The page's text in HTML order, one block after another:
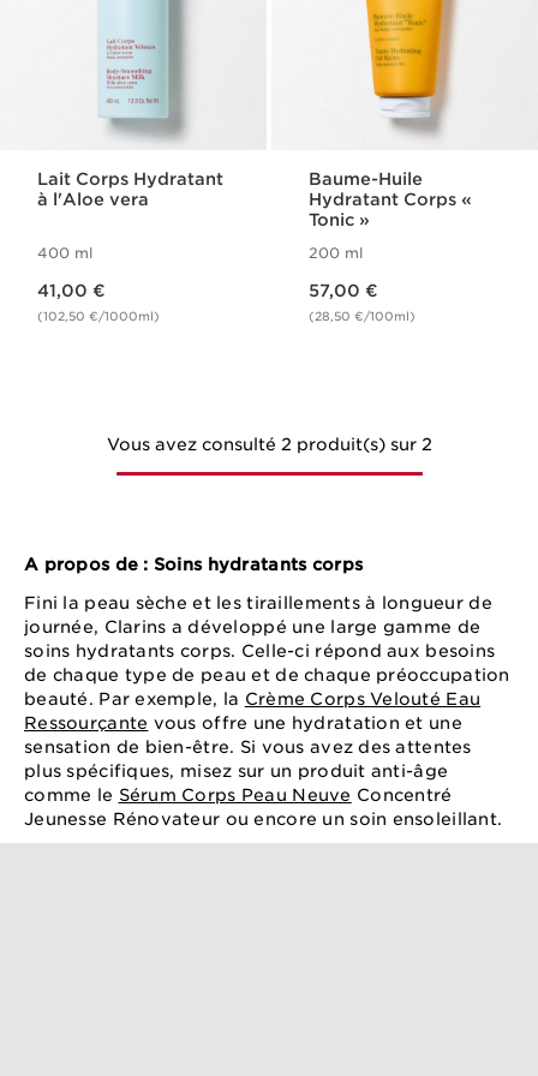
Lait Corps Hydratant
à l'Aloe vera
400 ml
41,00 €
(102,50 €/1000ml)
Baume-Huile
Hydratant Corps «
Tonic »
200 ml
57,00 €
(28,50 €/100ml)
Vous avez consulté 2 produit(s) sur 2
A propos de : Soins hydratants corps
Fini la peau sèche et les tiraillements à longueur de
journée, Clarins a développé une large gamme de
soins hydratants corps. Celle-ci répond aux besoins
de chaque type de peau et de chaque préoccupation
beauté. Par exemple, la Crème Corps Velouté Eau
Ressourçante vous offre une hydratation et une
sensation de bien-être. Si vous avez des attentes
plus spécifiques, misez sur un produit anti-âge
comme le Sérum Corps Peau Neuve Concentré
Jeunesse Rénovateur ou encore un soin ensoleillant.